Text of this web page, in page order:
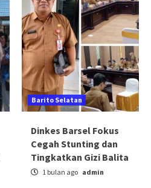
Barito Selatan
Dinkes Barsel Fokus
Cegah Stunting dan
Tingkatkan Gizi Balita
1 bulan ago admin